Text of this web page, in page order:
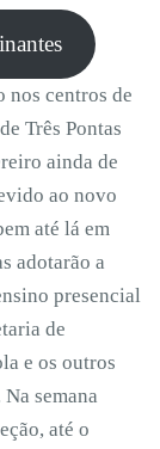
nos centros de
Três Pontas
ainda de
ao novo
até lá em
adotarão a
presencial
de
e os outros
semana
até o